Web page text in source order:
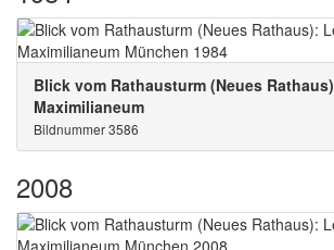
Blick vom Rathausturm (Neues
Maximilianeum
Bildnummer 3586
2008